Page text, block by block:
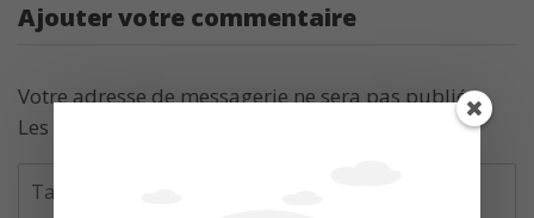
Ajouter votre commentaire
Votre adresse de messagerie ne sera pas publiée.
Les champs obligatoires sont indiqués avec